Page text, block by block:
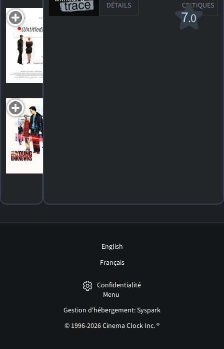
7.0
Untitled
2009. 1h36m Comédie dramatique musicale
DÉTAILS CRITIQUES
English
Français
Confidentialité
Menu
Gestion d'hébergement: Syspark
© 1996-2026 Cinema Clock Inc. ®